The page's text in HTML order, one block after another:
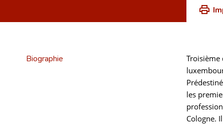
Biographie
Troisième
les
Cologne.